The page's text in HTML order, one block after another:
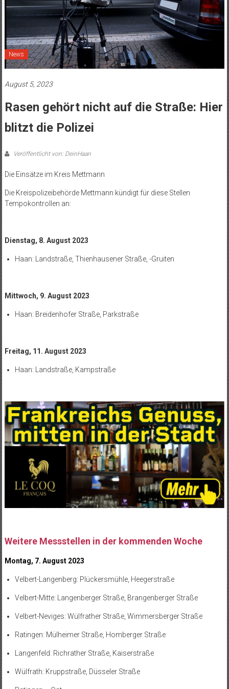
News
August 5, 2023
Rasen gehört nicht auf die Straße: Hier
blitzt die Polizei
Veröffentlicht von: DeinHaan
Die Einsätze im Kreis Mettmann
Die Kreispolizeibehörde Mettmann kündigt für diese Stellen
Tempokontrollen an:
Dienstag, 8. August 2023
Haan: Landstraße, Thienhausener Straße, -Gruiten
Mittwoch, 9. August 2023
Haan: Breidenhofer Straße, Parkstraße
Freitag, 11. August 2023
Haan: Landstraße, Kampstraße
Weitere Messstellen in der kommenden Woche
Montag, 7. August 2023
Velbert-Langenberg: Plückersmühle, Heegerstraße
Velbert-Mitte: Langenberger Straße, Brangenberger Straße
Velbert-Neviges: Wülfrather Straße, Wimmersberger Straße
Ratingen: Mülheimer Straße, Homberger Straße
Langenfeld: Richrather Straße, Kaiserstraße
Wülfrath: Kruppstraße, Düsseler Straße